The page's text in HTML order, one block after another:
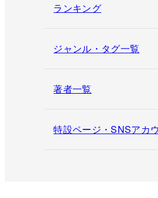
ランキング
ジャンル・タグ一覧
著者一覧
特設ページ・SNSアカ